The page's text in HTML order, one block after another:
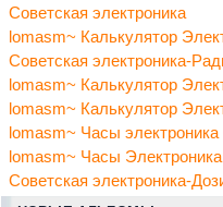
Советская электроника
lomasm~ Калькулятор
Советская электроника-
lomasm~ Калькулятор
lomasm~ Калькулятор
lomasm~ Часы электроника
lomasm~ Часы
Советская электроника-